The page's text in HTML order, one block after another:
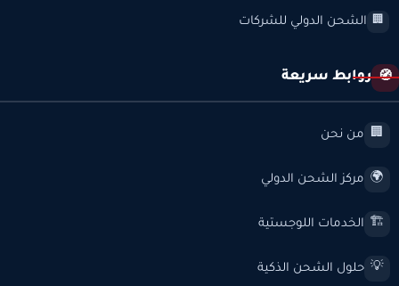
🏢 الشحن الدولي للشركات
🧭 روابط سريعة
🏢 من نحن
🌍 مركز الشحن الدولي
🏗️ الخدمات اللوجستية
💡 حلول الشحن الذكية